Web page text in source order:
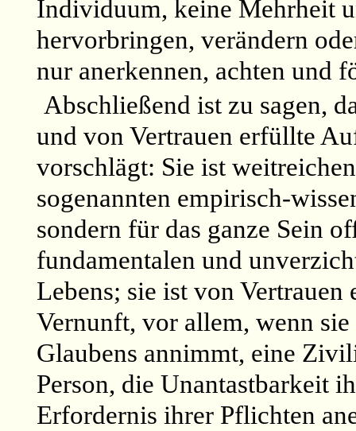
Individuum, keine Mehrheit
hervorbringen, verändern
nur anerkennen, achten und
Abschließend ist zu sagen,
und von Vertrauen erfüllte
vorschlägt: Sie ist
sogenannten empirisch-
sondern für das ganze Sein
fundamentalen und
Lebens; sie ist von
Vernunft, vor allem, wenn
Glaubens annimmt, eine
Person, die Unantastbarkeit
Erfordernis ihrer Pflichten